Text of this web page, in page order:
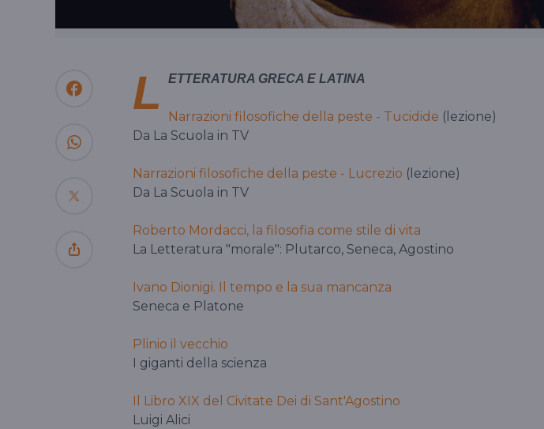
L ETTERATURA GRECA E LATINA
Narrazioni filosofiche della peste - Tucidide (lezione)
Da La Scuola in TV
Narrazioni filosofiche della peste - Lucrezio (lezione)
Da La Scuola in TV
Roberto Mordacci, la filosofia come stile di vita
La Letteratura "morale": Plutarco, Seneca, Agostino
Ivano Dionigi. Il tempo e la sua mancanza
Seneca e Platone
Plinio il vecchio
I giganti della scienza
Il Libro XIX del Civitate Dei di Sant'Agostino
Luigi Alici